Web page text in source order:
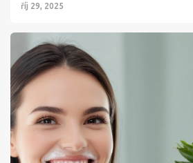
říj 29, 2025